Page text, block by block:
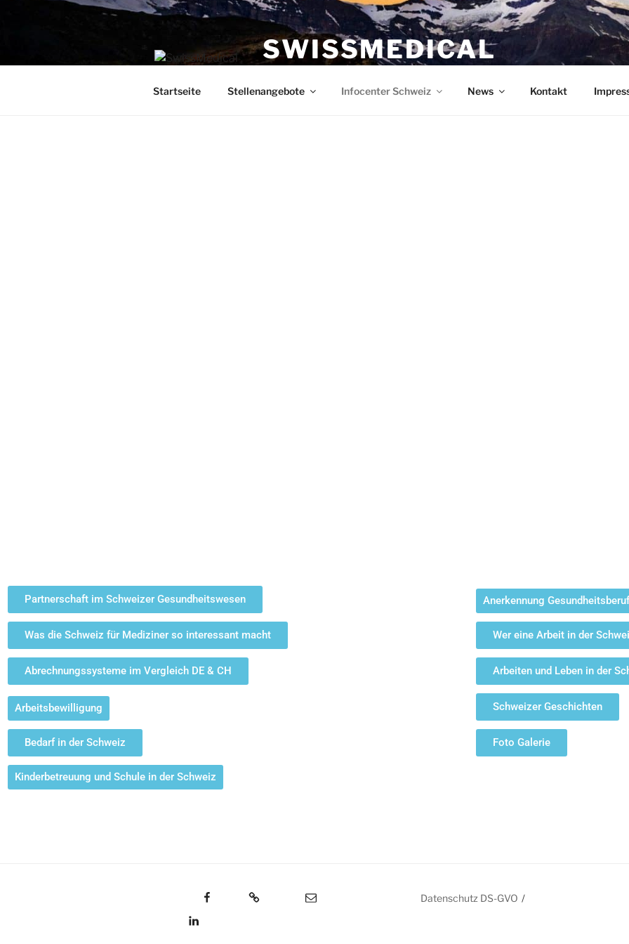
SWISSMEDICAL
Startseite Stellenangebote Infocenter Schweiz News Kontakt
Partnerschaft im Schweizer Gesundheitswesen Anerkennung
Was die Schweiz für Mediziner so interessant macht Wer eine Arbeit in der
Abrechnungssysteme im Vergleich DE & CH Arbeiten und Leben in der
Arbeitsbewilligung Schweizer Geschichten
Bedarf in der Schweiz Foto Galerie
Kinderbetreuung und Schule in der Schweiz
Datenschutz DS-GVO